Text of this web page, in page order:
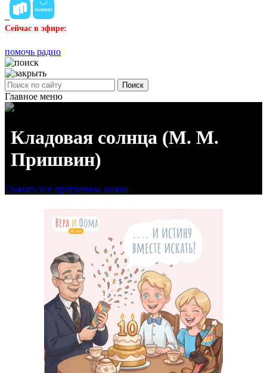
Сейчас в эфире:
помочь радио
Поиск
Главное меню
Кладовая солнца (М. М.
Пришвин)
Скачать все программы цикла